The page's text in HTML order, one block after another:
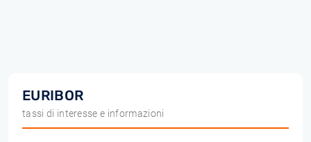
EURIBOR
tassi di interesse e informazioni